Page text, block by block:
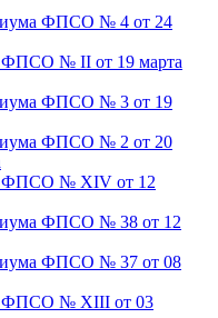
ФПСО № 4 от 24
ФПСО № II от 19 марта
ФПСО № 3 от 19
ФПСО № 2 от 20
ФПСО № XIV от 12
ФПСО № 38 от 12
ФПСО № 37 от 08
ФПСО № XIII от 03